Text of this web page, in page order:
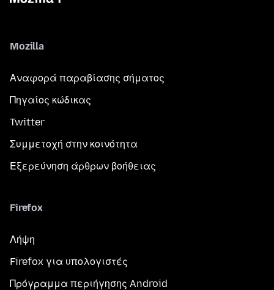
Mozilla
Αναφορά παραβίασης σήματος
Πηγαίος κώδικας
Twitter
Συμμετοχή στην κοινότητα
Εξερεύνηση άρθρων βοήθειας
Firefox
Λήψη
Firefox για υπολογιστές
Πρόγραμμα περιήγησης Android